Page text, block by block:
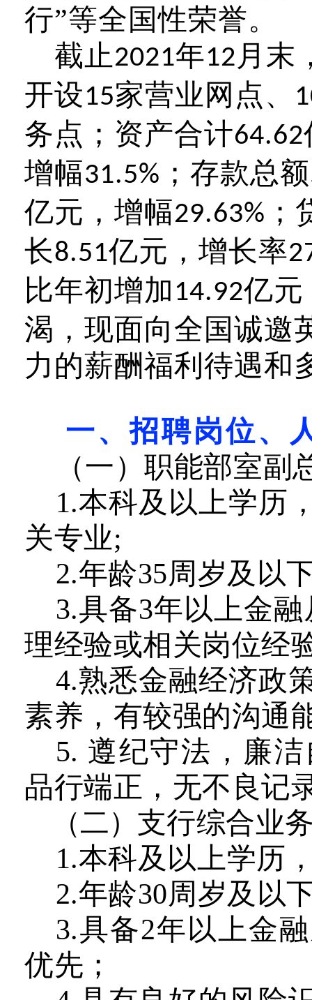
行”等全国性荣誉。
截止2021年12 月末
开设15家营业网点、
务点；资产合计64.62
增幅31.5% ；存款总额
亿元，增幅29.63% ；
长8.51亿元，增长率
比年初增加14.92亿元
渴，现面向全国诚邀
力的薪酬福利待遇和
一、招聘岗位、
（一）职能部室副
1.本科及以上学历
关专业;
2.年龄35周岁及 以
3.具备3年以上金
理经验或相关岗位经
4.熟悉金融经济政
素养，有较强的沟通
5. 遵纪守法，廉
品行端正， 无不良记
（二） 支行综合业
1.本科及以上学历
2.年龄30周岁及 以
3.具备2年以上金
优先；